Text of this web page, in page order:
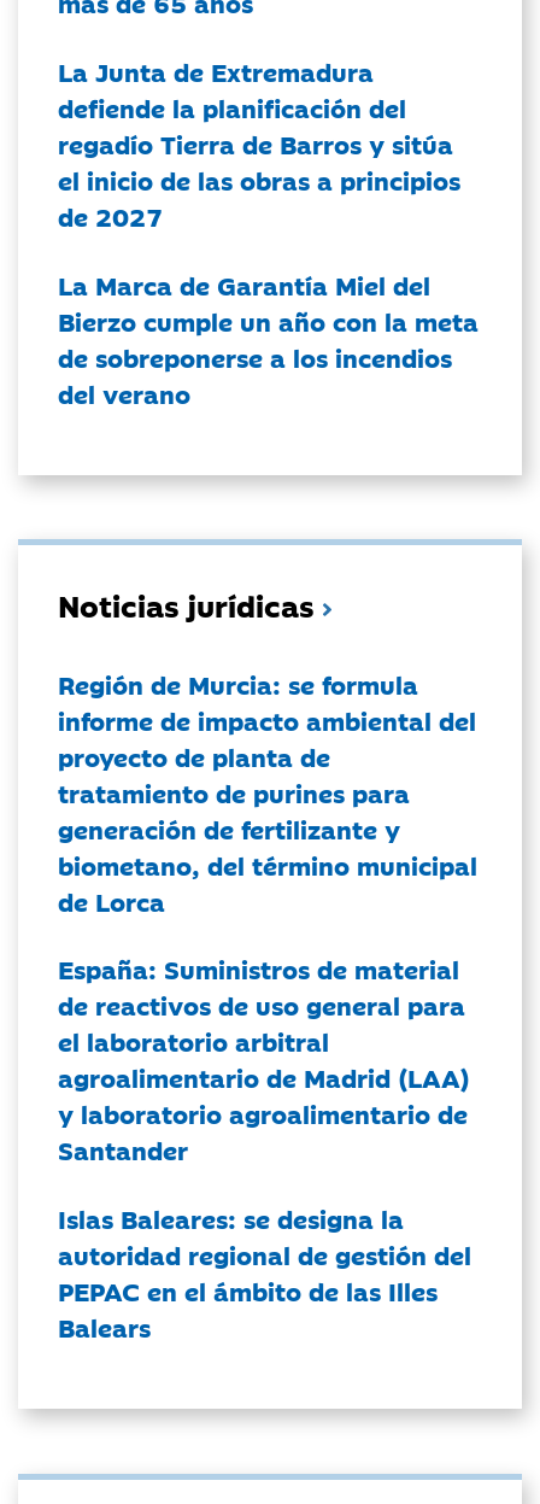
La Junta de Extremadura
defiende la planificación del
regadío Tierra de Barros y sitúa
el inicio de las obras a principios
de 2027
La Marca de Garantía Miel del
Bierzo cumple un año con la meta
de sobreponerse a los incendios
del verano
Noticias jurídicas
Región de Murcia: se formula
informe de impacto ambiental del
proyecto de planta de
tratamiento de purines para
generación de fertilizante y
biometano, del término municipal
de Lorca
España: Suministros de material
de reactivos de uso general para
el laboratorio arbitral
agroalimentario de Madrid (LAA)
y laboratorio agroalimentario de
Santander
Islas Baleares: se designa la
autoridad regional de gestión del
PEPAC en el ámbito de las Illes
Balears